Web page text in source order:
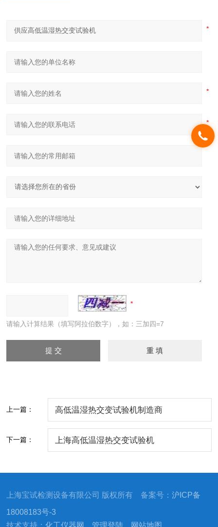
请输入计算结果（填写阿拉伯数字），如：三加四=7
上一篇： 高低温湿热交变试验机制造商
下一篇： 上海高低温湿热交变试验机
上海宝试检测设备有限公司 版权所有 备案号：沪ICP备
18008183号-3